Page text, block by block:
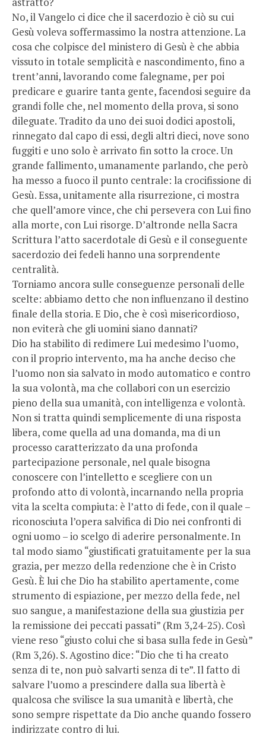
No, il Vangelo ci dice che il sacerdozio è ciò su cui
Gesù voleva soffermassimo la nostra attenzione. La
cosa che colpisce del ministero di Gesù è che abbia
vissuto in totale semplicità e nascondimento, fino a
trent’anni, lavorando come falegname, per poi
predicare e guarire tanta gente, facendosi seguire da
grandi folle che, nel momento della prova, si sono
dileguate. Tradito da uno dei suoi dodici apostoli,
rinnegato dal capo di essi, degli altri dieci, nove sono
fuggiti e uno solo è arrivato fin sotto la croce. Un
grande fallimento, umanamente parlando, che però
ha messo a fuoco il punto centrale: la crocifissione di
Gesù. Essa, unitamente alla risurrezione, ci mostra
che quell’amore vince, che chi persevera con Lui fino
alla morte, con Lui risorge. D’altronde nella Sacra
Scrittura l’atto sacerdotale di Gesù e il conseguente
sacerdozio dei fedeli hanno una sorprendente
centralità.
Torniamo ancora sulle conseguenze personali delle
scelte: abbiamo detto che non influenzano il destino
finale della storia. E Dio, che è così misericordioso,
non eviterà che gli uomini siano dannati?
Dio ha stabilito di redimere Lui medesimo l’uomo,
con il proprio intervento, ma ha anche deciso che
l’uomo non sia salvato in modo automatico e contro
la sua volontà, ma che collabori con un esercizio
pieno della sua umanità, con intelligenza e volontà.
Non si tratta quindi semplicemente di una risposta
libera, come quella ad una domanda, ma di un
processo caratterizzato da una profonda
partecipazione personale, nel quale bisogna
conoscere con l’intelletto e scegliere con un
profondo atto di volontà, incarnando nella propria
vita la scelta compiuta: è l’atto di fede, con il quale –
riconosciuta l’opera salvifica di Dio nei confronti di
ogni uomo – io scelgo di aderire personalmente. In
tal modo siamo “giustificati gratuitamente per la sua
grazia, per mezzo della redenzione che è in Cristo
Gesù. È lui che Dio ha stabilito apertamente, come
strumento di espiazione, per mezzo della fede, nel
suo sangue, a manifestazione della sua giustizia per
la remissione dei peccati passati” (Rm 3,24-25). Così
viene reso “giusto colui che si basa sulla fede in Gesù”
(Rm 3,26). S. Agostino dice: “Dio che ti ha creato
senza di te, non può salvarti senza di te”. Il fatto di
salvare l’uomo a prescindere dalla sua libertà è
qualcosa che svilisce la sua umanità e libertà, che
sono sempre rispettate da Dio anche quando fossero
indirizzate contro di lui.